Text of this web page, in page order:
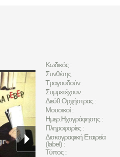
Κωδικός :
Συνθέτης :
Τραγουδούν :
Συμμετέχουν :
Διεύθ.Ορχήστρας :
Μουσικοί :
Ημερ.Ηχογράφησης :
Πληροφορίες :
Δισκογραφική Εταιρεία
(label) :
Τύπος :